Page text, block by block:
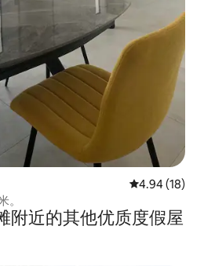
平均评分
4.94 (18)
。
附近的其他优质度假屋